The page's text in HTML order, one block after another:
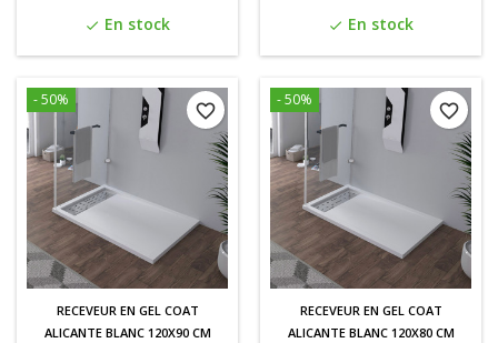
check En stock check En stock
- 50%
RECEVEUR EN GEL COAT
ALICANTE BLANC 120X90 CM
favorite_border
- 50%
RECEVEUR EN GEL COAT
ALICANTE BLANC 120X80 CM
favorite_border